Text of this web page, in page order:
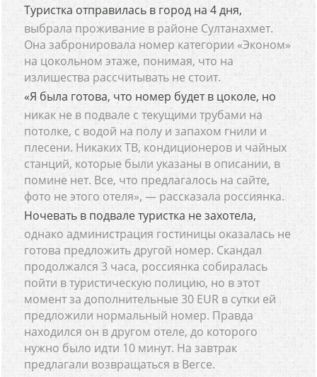
Туристка отправилась в город на 4 дня,
выбрала проживание в районе Султанахмет.
Она забронировала номер категории «Эконом»
на цокольном этаже, понимая, что на
излишества рассчитывать не стоит.
«Я была готова, что номер будет в цоколе, но
никак не в подвале с текущими трубами на
потолке, с водой на полу и запахом гнили и
плесени. Никаких ТВ, кондиционеров и чайных
станций, которые были указаны в описании, в
помине нет. Все, что предлагалось на сайте,
фото не этого отеля», — рассказала россиянка.
Ночевать в подвале туристка не захотела,
однако администрация гостиницы оказалась не
готова предложить другой номер. Скандал
продолжался 3 часа, россиянка собиралась
пойти в туристическую полицию, но в этот
момент за дополнительные 30 EUR в сутки ей
предложили нормальный номер. Правда
находился он в другом отеле, до которого
нужно было идти 10 минут. На завтрак
предлагали возвращаться в Berce.